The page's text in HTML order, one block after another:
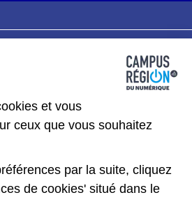
et vous
ceux que vous souhaitez
par la suite, cliquez
de cookies' situé dans le